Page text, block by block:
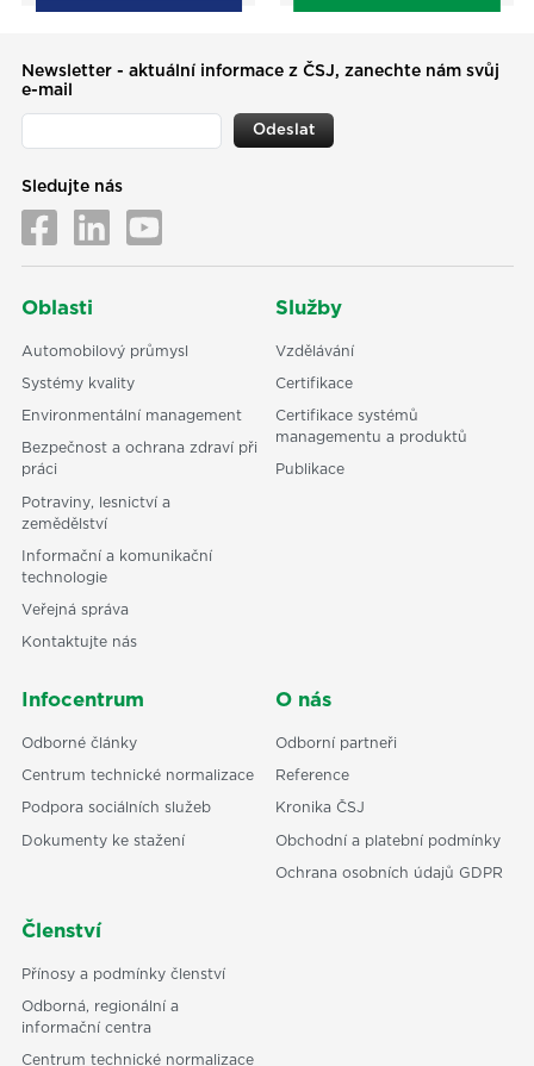
Newsletter - aktuální informace z ČSJ, zanechte nám svůj
e-mail
Odeslat
Sledujte nás
Oblasti
Automobilový průmysl
Systémy kvality
Environmentální management
Bezpečnost a ochrana zdraví při
práci
Potraviny, lesnictví a
zemědělství
Informační a komunikační
technologie
Veřejná správa
Kontaktujte nás
Služby
Vzdělávání
Certifikace
Certifikace systémů
managementu a produktů
Publikace
Infocentrum
Odborné články
Centrum technické normalizace
Podpora sociálních služeb
Dokumenty ke stažení
O nás
Odborní partneři
Reference
Kronika ČSJ
Obchodní a platební podmínky
Ochrana osobních údajů GDPR
Členství
Přínosy a podmínky členství
Odborná, regionální a
informační centra
Centrum technické normalizace